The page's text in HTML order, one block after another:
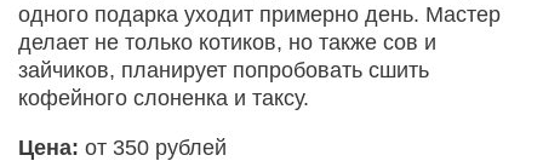
одного подарка уходит примерно день. Мастер
делает не только котиков, но также сов и
зайчиков, планирует попробовать сшить
кофейного слоненка и таксу.
Цена: от 350 рублей